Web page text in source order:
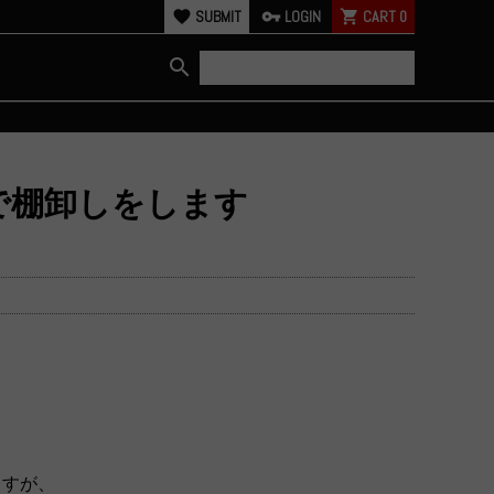
favorite SUBMIT vpn_key LOGIN shopping_cart CART 0
search
棚卸しをします
が、